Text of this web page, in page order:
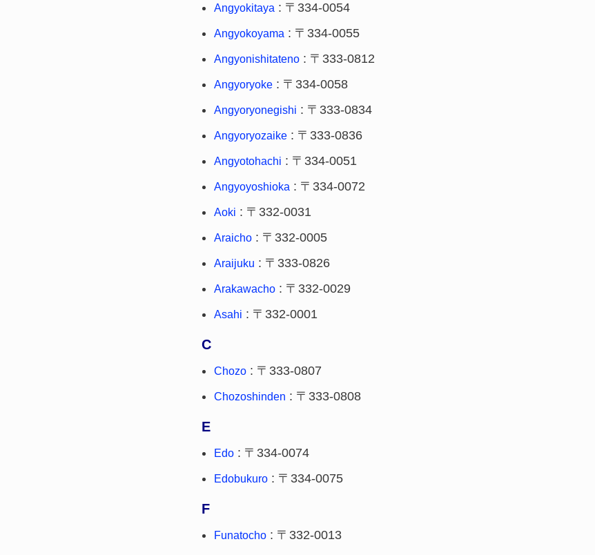
Angyokitaya : 〒334-0054
Angyokoyama : 〒334-0055
Angyonishitateno : 〒333-0812
Angyoryoke : 〒334-0058
Angyoryonegishi : 〒333-0834
Angyoryozaike : 〒333-0836
Angyotohachi : 〒334-0051
Angyoyoshioka : 〒334-0072
Aoki : 〒332-0031
Araicho : 〒332-0005
Araijuku : 〒333-0826
Arakawacho : 〒332-0029
Asahi : 〒332-0001
C
Chozo : 〒333-0807
Chozoshinden : 〒333-0808
E
Edo : 〒334-0074
Edobukuro : 〒334-0075
F
Funatocho : 〒332-0013